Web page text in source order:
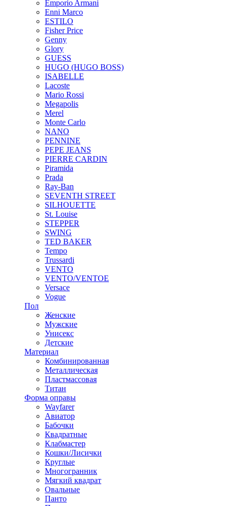
Emporio Armani
Enni Marco
ESTILO
Fisher Price
Genny
Glory
GUESS
HUGO (HUGO BOSS)
ISABELLE
Lacoste
Mario Rossi
Megapolis
Merel
Monte Carlo
NANO
PENNINE
PEPE JEANS
PIERRE CARDIN
Piramida
Prada
Ray-Ban
SEVENTH STREET
SILHOUETTE
St. Louise
STEPPER
SWING
TED BAKER
Tempo
Trussardi
VENTO
VENTO/VENTOE
Versace
Vogue
Пол
Женские
Мужские
Унисекс
Детские
Материал
Комбинированная
Металлическая
Пластмассовая
Титан
Форма оправы
Wayfarer
Авиатор
Бабочки
Квадратные
Клабмастер
Кошки/Лисички
Круглые
Многогранник
Мягкий квадрат
Овальные
Панто